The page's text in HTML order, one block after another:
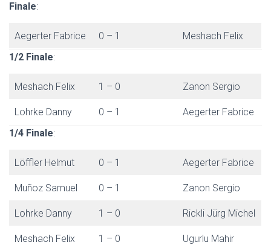
Finale:
Aegerter Fabrice 0 – 1
Meshach Felix
1/2 Finale:
Meshach Felix 1 – 0 Zanon Sergio
Lohrke Danny 0 – 1
Aegerter Fabrice
1/4 Finale:
Löffler Helmut 0 – 1 Aegerter Fabrice
Muñoz Samuel 0 – 1 Zanon Sergio
Lohrke Danny 1 – 0 Rickli Jürg Michel
Meshach Felix 1 – 0
Ugurlu Mahir